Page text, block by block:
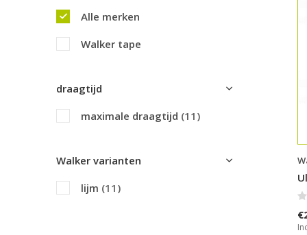
Alle merken
Walker tape
draagtijd
maximale draagtijd (11)
Walker varianten
lijm (11)